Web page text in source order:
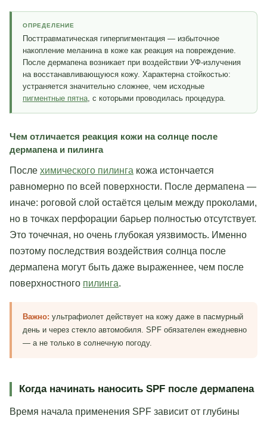
ОПРЕДЕЛЕНИЕ
Посттравматическая гиперпигментация — избыточное
накопление меланина в коже как реакция на повреждение.
После дермапена возникает при воздействии УФ-излучения
на восстанавливающуюся кожу. Характерна стойкостью:
устраняется значительно сложнее, чем исходные
пигментные пятна, с которыми проводилась процедура.
Чем отличается реакция кожи на солнце после
дермапена и пилинга
После химического пилинга кожа истончается
равномерно по всей поверхности. После дермапена —
иначе: роговой слой остаётся целым между проколами,
но в точках перфорации барьер полностью отсутствует.
Это точечная, но очень глубокая уязвимость. Именно
поэтому последствия воздействия солнца после
дермапена могут быть даже выраженнее, чем после
поверхностного пилинга.
Важно: ультрафиолет действует на кожу даже в пасмурный
день и через стекло автомобиля. SPF обязателен ежедневно
— а не только в солнечную погоду.
Когда начинать наносить SPF после дермапена
Время начала применения SPF зависит от глубины